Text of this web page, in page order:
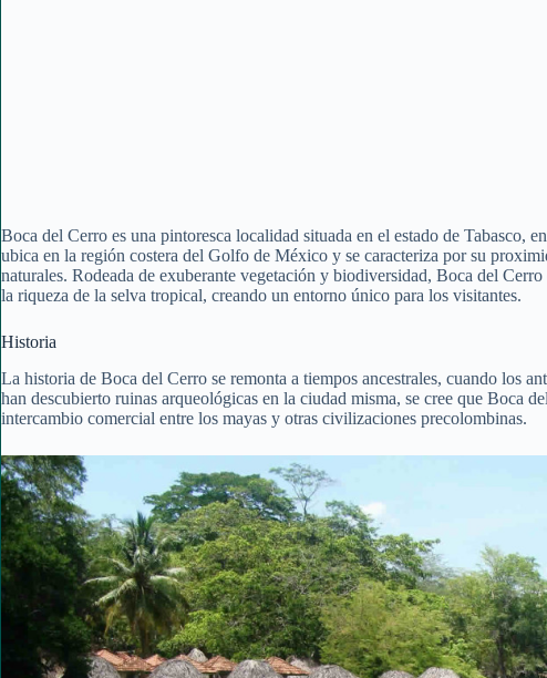
Boca del Cerro es una pintoresca localidad situada en el estado de Tabasco,
ubica en la región costera del Golfo de México y se caracteriza por su
naturales. Rodeada de exuberante vegetación y biodiversidad, Boca del
la riqueza de la selva tropical, creando un entorno único para los visitantes.
Historia
La historia de Boca del Cerro se remonta a tiempos ancestrales, cuando los
han descubierto ruinas arqueológicas en la ciudad misma, se cree que Boca
intercambio comercial entre los mayas y otras civilizaciones precolombinas.